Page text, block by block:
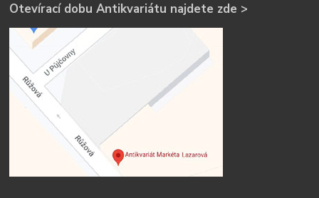
Otevírací dobu Antikvariátu najdete zde >